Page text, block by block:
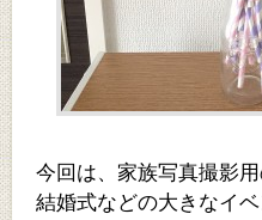
今回は、家族写真撮影
結婚式などの大きなイ